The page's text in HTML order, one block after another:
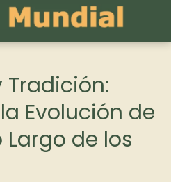
Evolución de
Largo de los